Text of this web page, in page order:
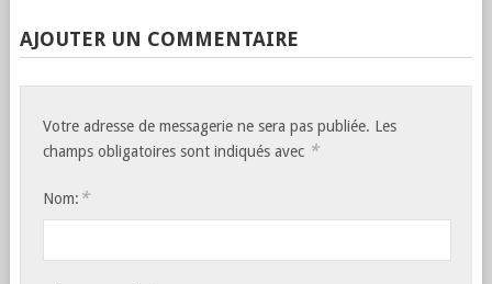
AJOUTER UN COMMENTAIRE
Votre adresse de messagerie ne sera pas publiée. Les
champs obligatoires sont indiqués avec *
Nom: *